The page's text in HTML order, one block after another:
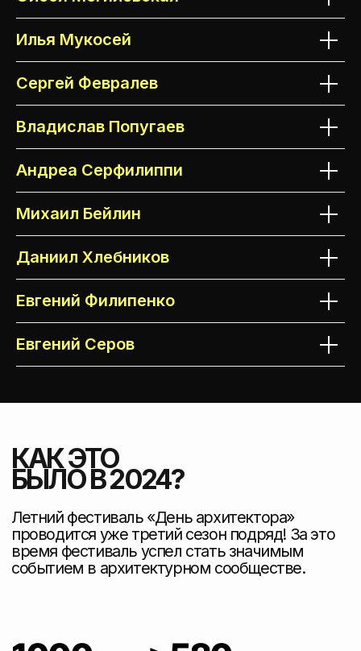
Илья Мукосей
Сергей Февралев
Владислав Попугаев
Андреа Серфилиппи
Михаил Бейлин
Даниил Хлебников
Евгений Филипенко
Евгений Серов
4–5/ИЮЛЯ
ФЕСТИВАЛЬ
О ФЕСТИВАЛЕ
ПРОГРАММА
КАК ДОБРАТЬСЯ